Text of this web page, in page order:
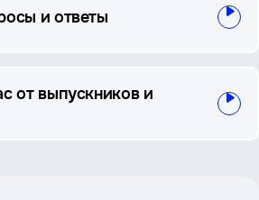
и ответы
от выпускников и